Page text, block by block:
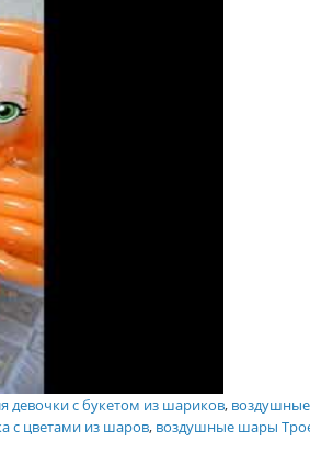
девочки с букетом из шариков,
с цветами из шаров, воздушные шары